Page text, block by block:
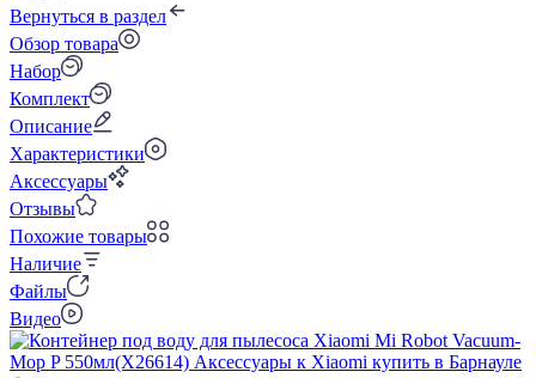
Вернуться в раздел
Обзор товара
Набор
Комплект
Описание
Характеристики
Аксессуары
Отзывы
Похожие товары
Наличие
Файлы
Видео